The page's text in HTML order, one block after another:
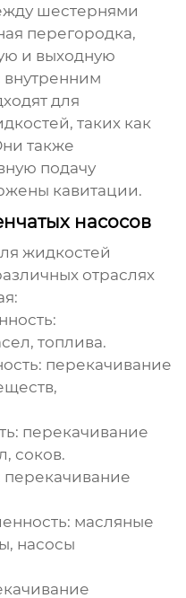
шестернями
перегородка,
и выходную
внутренним
для
таких как
также
подачу
кавитации.
насосов
жидкостей
отраслях
топлива.
перекачивание
перекачивание
соков.
перекачивание
масляные
насосы